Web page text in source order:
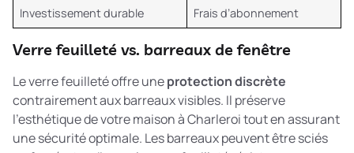
Investissement durable Frais d’abonnement
Verre feuilleté vs. barreaux de fenêtre
Le verre feuilleté offre uneprotection discrète
contrairement aux barreaux visibles. Il préserve
l’esthétique de votre maison à Charleroi tout en assurant
une sécurité optimale. Les barreaux peuvent être sciés